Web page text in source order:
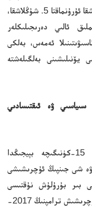
بىر دۇنياۋى كۆپ قۇتۇپلۇق تەرتىپ قۇرۇشقا ئۇرۇنماقتا 5. شۇڭلاشقا،
ئالىي دەرىجىلىكلەر
ئەمەس، بەلكى
يۆنىلىشىنى بەلگىلەشتە
سىياسىي ۋە ئىقتىسادىي
2026-يىلى 5-ئاينىڭ 14-كۈنىدىن 15-كۈنىگىچە بېيجىڭدا
ۋە شى جىنپىڭ ئۇچرىشىشى
بىر بۇرۇلۇش نۇقتىسى
بولۇپ قېلىشى مۇمكىن 1. بۇ قېتىملىق ئۇچرىشىش ترامپنىڭ 2017-